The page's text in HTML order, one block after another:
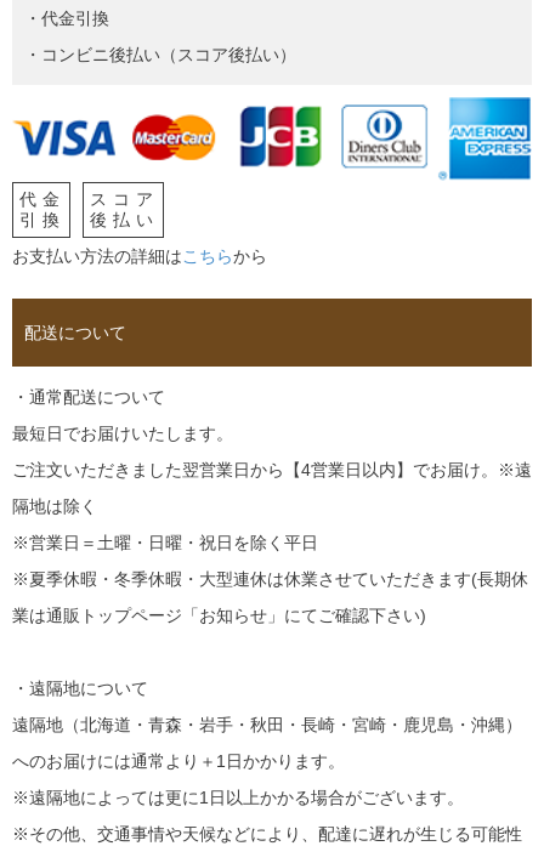
・代金引換
・コンビニ後払い（スコア後払い）
代金
引換
スコア
後払い
お支払い方法の詳細はこちらから
配送について
・通常配送について
最短日でお届けいたします。
ご注文いただきました翌営業日から【4営業日以内】でお届け。※遠
隔地は除く
※営業日＝土曜・日曜・祝日を除く平日
※夏季休暇・冬季休暇・大型連休は休業させていただきます(長期休
業は通販トップページ「お知らせ」にてご確認下さい)
・遠隔地について
遠隔地（北海道・青森・岩手・秋田・長崎・宮崎・鹿児島・沖縄）
へのお届けには通常より＋1日かかります。
※遠隔地によっては更に1日以上かかる場合がございます。
※その他、交通事情や天候などにより、配達に遅れが生じる可能性